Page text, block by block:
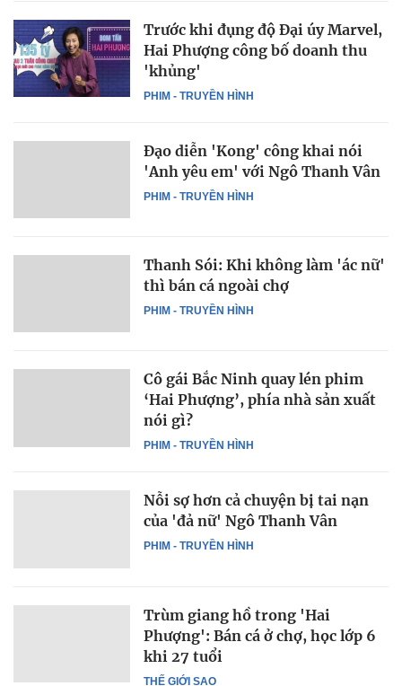
PHIM - TRUYỀN HÌNH
Trước khi đụng độ Đại úy Marvel,
Hai Phượng công bố doanh thu
'khủng'
PHIM - TRUYỀN HÌNH
Đạo diễn 'Kong' công khai nói
'Anh yêu em' với Ngô Thanh Vân
PHIM - TRUYỀN HÌNH
Thanh Sói: Khi không làm 'ác nữ'
thì bán cá ngoài chợ
PHIM - TRUYỀN HÌNH
Cô gái Bắc Ninh quay lén phim
‘Hai Phượng’, phía nhà sản xuất
nói gì?
PHIM - TRUYỀN HÌNH
Nỗi sợ hơn cả chuyện bị tai nạn
của 'đả nữ' Ngô Thanh Vân
THẾ GIỚI SAO
Trùm giang hồ trong 'Hai
Phượng': Bán cá ở chợ, học lớp 6
khi 27 tuổi